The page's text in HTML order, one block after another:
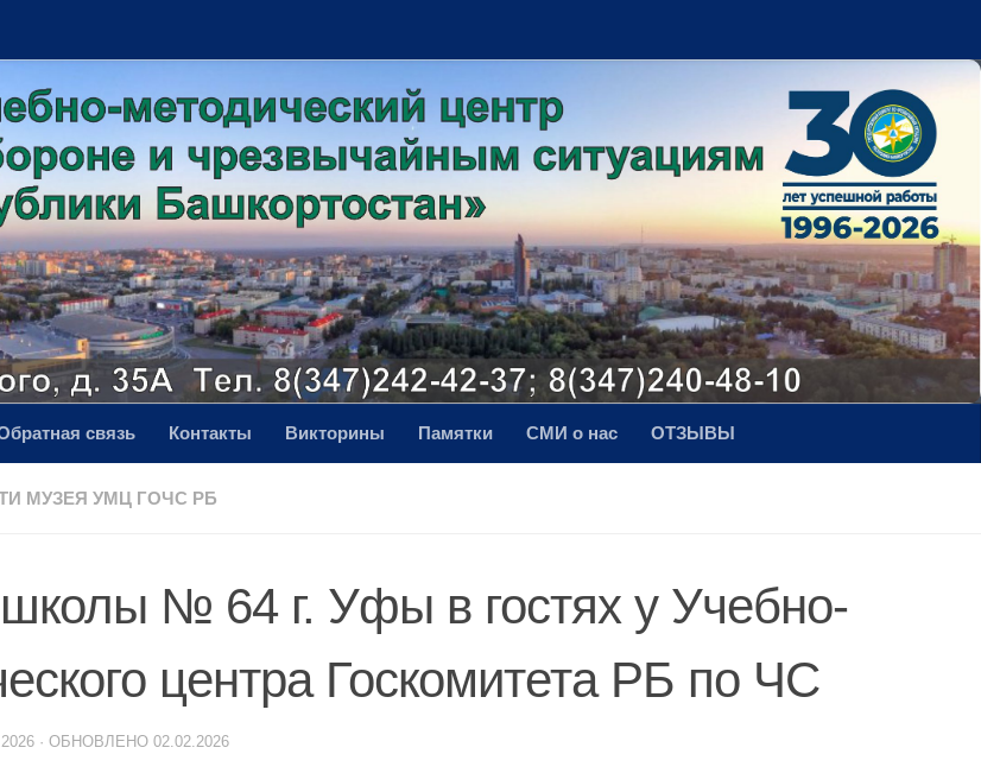
связь Контакты Викторины Памятки СМИ о нас ОТЗЫВЫ
МУЗЕЯ УМЦ ГОЧС РБ
№ 64 г. Уфы в гостях у Учебно-
центра Госкомитета РБ по ЧС
· ОБНОВЛЕНО 02.02.2026